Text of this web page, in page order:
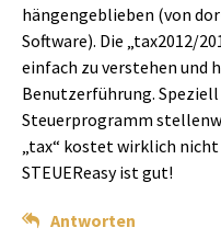
hängengeblieben (von
Software). Die „tax2012/
einfach zu verstehen und
Benutzerführung.
Steuerprogramm
„tax“ kostet wirklich
STEUEReasy ist gut!
Antworten